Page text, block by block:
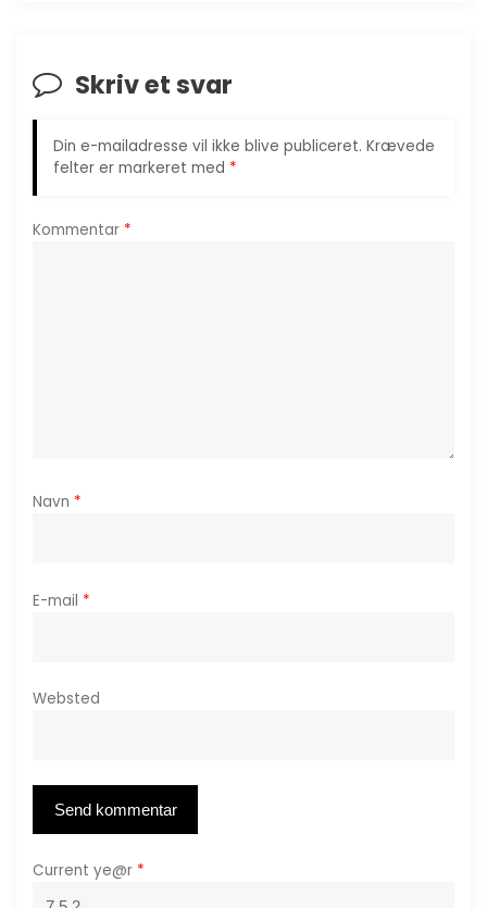
a
i
g
n
Skriv et svar
Din e-mailadresse vil ikke blive publiceret. Krævede
felter er markeret med *
Kommentar *
Navn *
E-mail *
Websted
Current ye@r *